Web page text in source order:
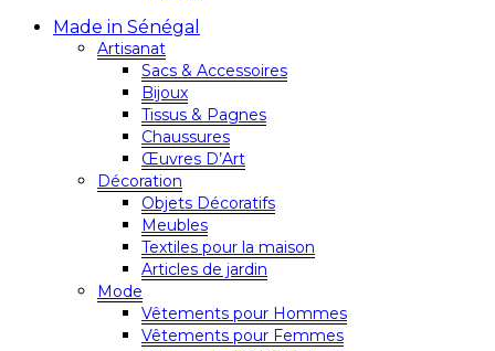
Made in Sénégal
Artisanat
Sacs & Accessoires
Bijoux
Tissus & Pagnes
Chaussures
Œuvres D’Art
Décoration
Objets Décoratifs
Meubles
Textiles pour la maison
Articles de jardin
Mode
Vêtements pour Hommes
Vêtements pour Femmes